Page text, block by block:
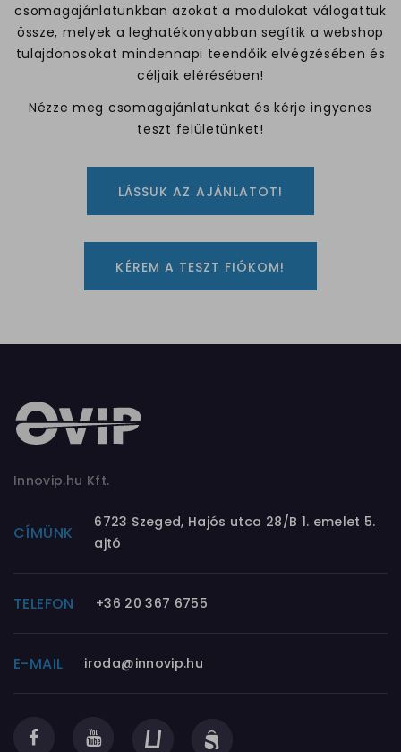
csomagajánlatunkban azokat a modulokat válogattuk
össze, melyek a leghatékonyabban segítik a webshop
tulajdonosokat mindennapi teendőik elvégzésében és
céljaik elérésében!
Nézze meg csomagajánlatunkat és kérje ingyenes
teszt felületünket!
LÁSSUK AZ AJÁNLATOT!
KÉREM A TESZT FIÓKOM!
Innovip.hu Kft.
CÍMÜNK
6723 Szeged, Hajós utca 28/B 1. emelet 5.
ajtó
TELEFON +36 20 367 6755
E-MAIL iroda@innovip.hu